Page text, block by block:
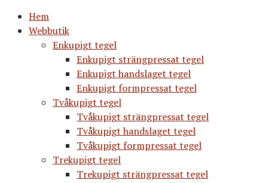
Hem
Webbutik
Enkupigt tegel
Enkupigt strängpressat tegel
Enkupigt handslaget tegel
Enkupigt formpressat tegel
Tvåkupigt tegel
Tvåkupigt strängpressat tegel
Tvåkupigt handslaget tegel
Tvåkupigt formpressat tegel
Trekupigt tegel
Trekupigt strängpressat tegel